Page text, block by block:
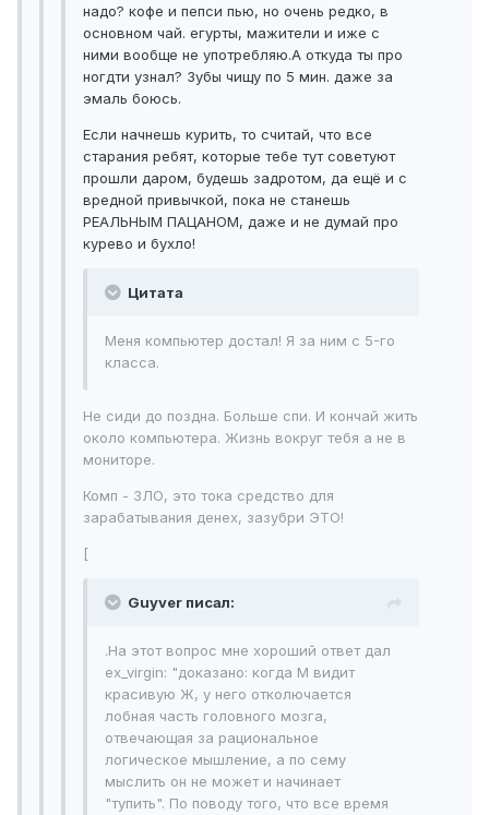
надо? кофе и пепси пью, но очень редко, в
основном чай. егурты, мажители и иже с
ними вообще не употребляю.А откуда ты про
ногдти узнал? Зубы чищу по 5 мин. даже за
эмаль боюсь.
Если начнешь курить, то считай, что все
старания ребят, которые тебе тут советуют
прошли даром, будешь задротом, да ещё и с
вредной привычкой, пока не станешь
РЕАЛЬНЫМ ПАЦАНОМ, даже и не думай про
курево и бухло!
Цитата
Меня компьютер достал! Я за ним с 5-го
класса.
Не сиди до поздна. Больше спи. И кончай жить
около компьютера. Жизнь вокруг тебя а не в
мониторе.
Комп - ЗЛО, это тока средство для
зарабатывания денех, зазубри ЭТО!
[
Guyver писал:
.На этот вопрос мне хороший ответ дал
ex_virgin: "доказано: когда М видит
красивую Ж, у него отколючается
лобная часть головного мозга,
отвечающая за рациональное
логическое мышление, а по сему
мыслить он не может и начинает
"тупить". По поводу того, что все время